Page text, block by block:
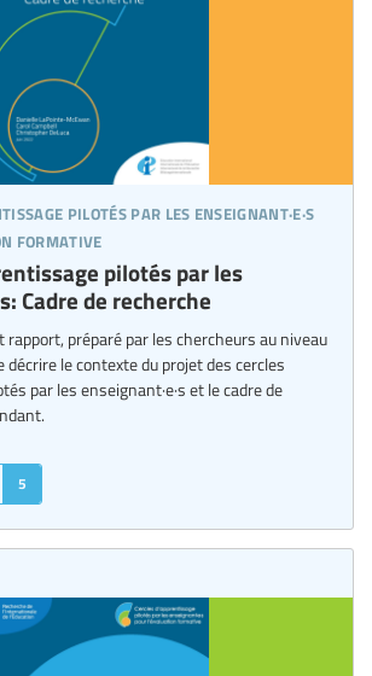
pilotés par les enseignant·e·s
formative
pilotés par les
Cadre de recherche
rapport, préparé par les chercheurs au niveau
le contexte du projet des cercles
par les enseignant·e·s et le cadre de
5